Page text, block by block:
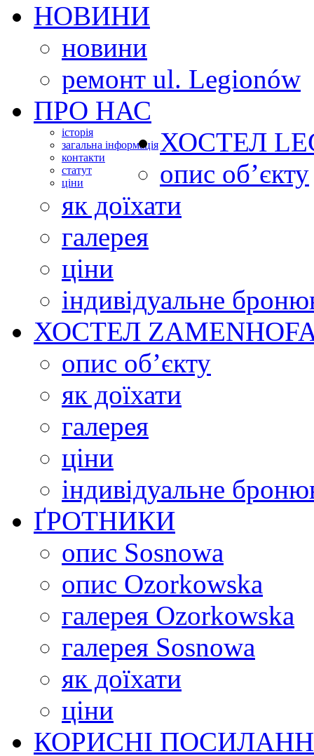
НОВИНИ
новини
ремонт ul. Legionów
ПРО НАС
історія
загальна інформація
контакти
статут
ціни
ХОСТЕЛ
опис об’єкту
як доїхати
галерея
ціни
індивідуальне
ХОСТЕЛ
опис об’єкту
як доїхати
галерея
ціни
індивідуальне
ҐРОТНИКИ
опис Sosnowa
опис Ozorkowska
галерея Ozorkowska
галерея Sosnowa
як доїхати
ціни
КОРИСНІ